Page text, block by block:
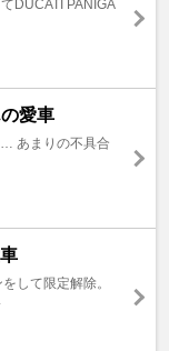
DUCATI PANIGA
愛車
あまりの不具合
して限定解除。